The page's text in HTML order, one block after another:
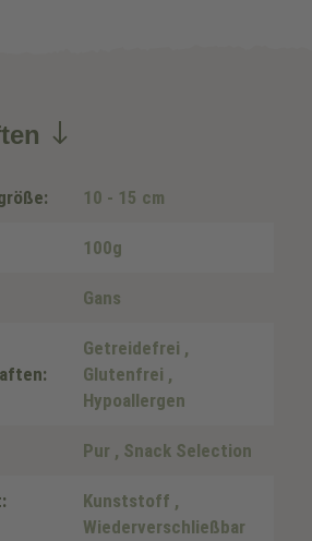
10 - 15 cm
100g
Gans
Getreidefrei ,
Glutenfrei ,
Hypoallergen
Pur , Snack Selection
Kunststoff ,
Wiederverschließbar